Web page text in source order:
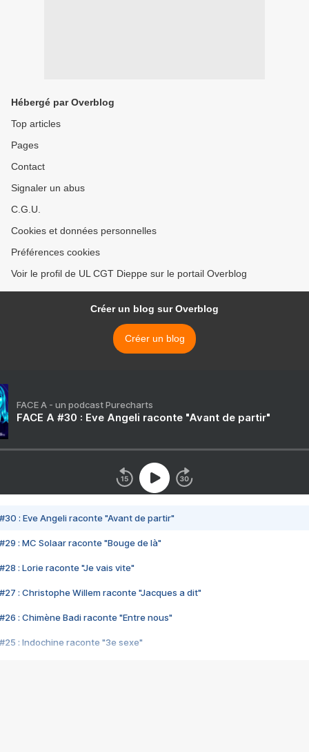
Hébergé par Overblog
Top articles
Pages
Contact
Signaler un abus
C.G.U.
Cookies et données personnelles
Préférences cookies
Voir le profil de UL CGT Dieppe sur le portail Overblog
Créer un blog sur Overblog
Créer un blog
FACE A - un podcast Purecharts
FACE A #30 : Eve Angeli raconte "Avant de partir"
#30 : Eve Angeli raconte "Avant de partir"
#29 : MC Solaar raconte "Bouge de là"
#28 : Lorie raconte "Je vais vite"
#27 : Christophe Willem raconte "Jacques a dit"
#26 : Chimène Badi raconte "Entre nous"
#25 : Indochine raconte "3e sexe"